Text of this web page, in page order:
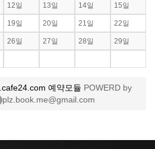
12일 13일 14일 15일
19일 20일 21일 22일
26일 27일 28일 29일
예약모듈 POWERD by
plz.book.me@gmail.com